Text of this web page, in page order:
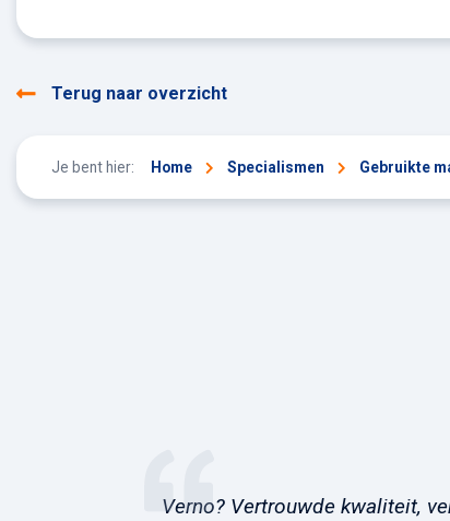
Terug naar overzicht
Je bent hier: Home Specialismen Gebruikte
Verno? Vertrouwde kwaliteit,